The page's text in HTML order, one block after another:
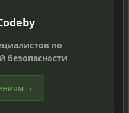
по
безопасности
→